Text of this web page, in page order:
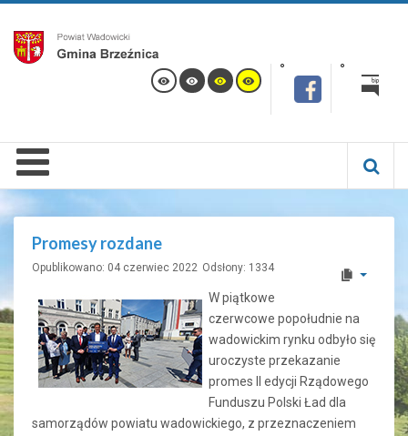
Promesy rozdane
Opublikowano: 04 czerwiec 2022 Odsłony: 1334
W piątkowe
czerwcowe popołudnie na
wadowickim rynku odbyło się
uroczyste przekazanie
promes II edycji Rządowego
Funduszu Polski Ład dla
samorządów powiatu wadowickiego, z przeznaczeniem